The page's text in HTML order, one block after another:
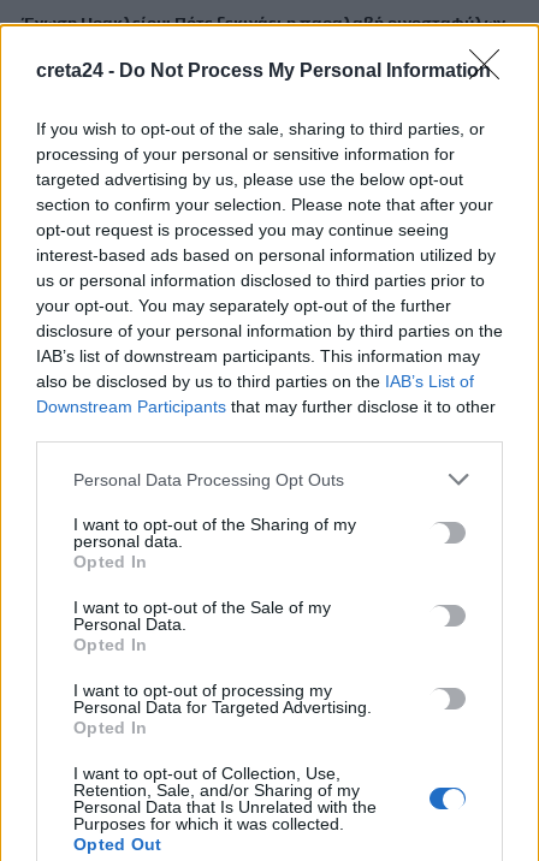
creta24 - Do Not Process My Personal Information
If you wish to opt-out of the sale, sharing to third parties, or
processing of your personal or sensitive information for
targeted advertising by us, please use the below opt-out
section to confirm your selection. Please note that after your
opt-out request is processed you may continue seeing
interest-based ads based on personal information utilized by
us or personal information disclosed to third parties prior to
your opt-out. You may separately opt-out of the further
disclosure of your personal information by third parties on the
IAB’s list of downstream participants. This information may
also be disclosed by us to third parties on the IAB’s List of
Downstream Participants that may further disclose it to other
Personal Data Processing Opt Outs
I want to opt-out of the Sharing of my
personal data.
Opted In
I want to opt-out of the Sale of my
Personal Data.
Opted In
I want to opt-out of processing my
Personal Data for Targeted Advertising.
Opted In
I want to opt-out of Collection, Use,
Retention, Sale, and/or Sharing of my
Personal Data that Is Unrelated with the
Purposes for which it was collected.
Opted Out
Ένωση Ηρακλείου: Πότε ξεκινάει η παραλαβή οινοσταφύλων
7 Αυγούστου, 2026
Χανιά: Νεκρός 55χρονος σε παραλία – «Έσβησε» στην
ξαπλώστρα
7 Αυγούστου, 2026
ΠΑΣΟΚ: Βαφτίζουν «επιτυχία» τη μεταφορά του λογαριασμού
της Ρήτρας Διαφυγής στους πολίτες
7 Αυγούστου, 2026
Στον ΟΦΗ η 22χρονη πασαδόρος Ελενα Γεωργιάδου
Σαμαριά: «Πυρά» Καλογερή για τα λουκέτα στο φαράγγι –
«Αδικαιολόγητα τα περισσότερα κλεισίματα»
7 Αυγούστου, 2026
Καύσωνας: Η Μεσόγειος «βράζει» -Στους 33°C η θάλασσα στη
Μαγιόρκα, «δεν μπορούμε ούτε να δροσιστούμε», λένε οι
7 Αυγούστου, 2026
Ηράκλειο: Τα οικονομικά ανοίγματα και ο νέος Κώδικας
Αυτοδιοίκησης οδηγούν σε συγχώνευση τις εταιρείες του
7 Αυγούστου, 2026